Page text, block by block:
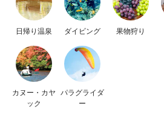
日帰り温泉 ダイビング 果物狩り
カヌー・カヤ
ック
パラグライダ
ー